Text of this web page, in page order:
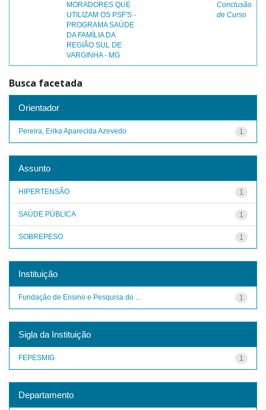
MORADORES QUE
UTILIZAM OS PSF'S -
PROGRAMA SAÚDE
DA FAMÍLIA DA
REGIÃO SUL DE
VARGINHA - MG
Conclusão
de Curso
Busca facetada
Orientador
1
Pereira, Erika Aparecida Azevedo
Assunto
1
HIPERTENSÃO
1
SAÚDE PÚBLICA
1
SOBREPESO
Instituição
1
Fundação de Ensino e Pesquisa do ...
Sigla da Instituição
1
FEPESMIG
Departamento